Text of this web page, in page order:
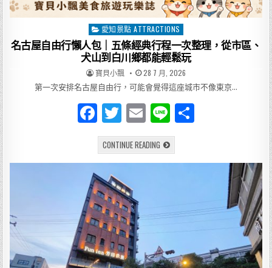
海
最
美
山
城
風
景
Posted
in
愛知景點 ATTRACTIONS
名古屋自由行懶人包｜五條經典行程一次整理，從市區、
犬山到白川鄉都能輕鬆玩
AUTHOR:
寶貝小飄 PUBLISHED
DATE:
28 7 月, 2026
第一次安排名古屋自由行，可能會覺得這座城市不像東京…
F
a
c
e
b
o
o
k
T
w
it
r
E
m
ai
Li
n
e
CONTINUE READING名
古
屋
｜
典
行
程